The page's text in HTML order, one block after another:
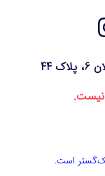
نیست.
است.